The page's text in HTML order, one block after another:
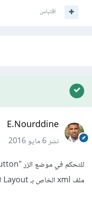
اقتباس
E.Nourddine
نشر6 مايو 2016
ملف xml الخاص بـ Layout المتعلق بمظهر التطبيق.